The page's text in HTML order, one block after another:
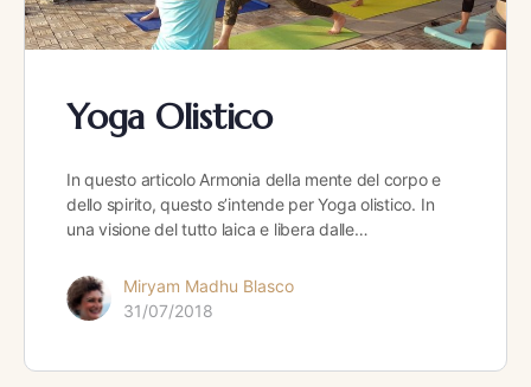
Yoga Olistico
In questo articolo Armonia della mente del corpo e
dello spirito, questo s’intende per Yoga olistico. In
una visione del tutto laica e libera dalle…
Miryam Madhu Blasco
31/07/2018